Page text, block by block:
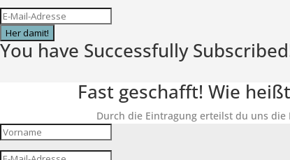
Her damit!
You have Successfully
Fast geschafft! Wie
Durch die Eintragung erteilst du uns